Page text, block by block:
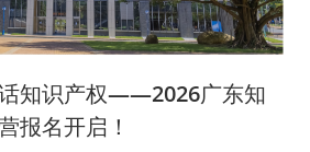
知识产权——2026广东知
报名开启！